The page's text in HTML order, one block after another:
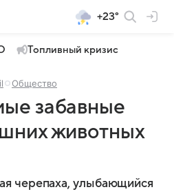
+23°
Топливный кризис
Общество
забавные
животных
черепаха, улыбающийся